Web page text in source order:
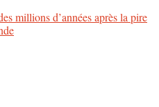
millions d’années après la pire